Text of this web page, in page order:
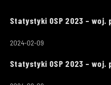
Statystyki OSP 2023 – woj.
2024-02-09
Statystyki OSP 2023 – woj.